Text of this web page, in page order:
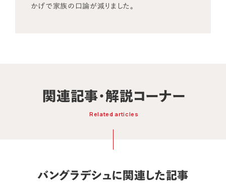
かげで家族の口論が減りました。
関連記事・解説コーナー
Related articles
バングラデシュに関連した記事